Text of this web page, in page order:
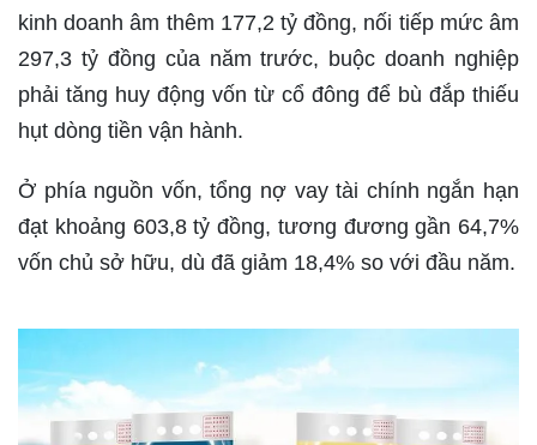
kinh doanh âm thêm 177,2 tỷ đồng, nối tiếp mức âm
297,3 tỷ đồng của năm trước, buộc doanh nghiệp
phải tăng huy động vốn từ cổ đông để bù đắp thiếu
hụt dòng tiền vận hành.
Ở phía nguồn vốn, tổng nợ vay tài chính ngắn hạn
đạt khoảng 603,8 tỷ đồng, tương đương gần 64,7%
vốn chủ sở hữu, dù đã giảm 18,4% so với đầu năm.